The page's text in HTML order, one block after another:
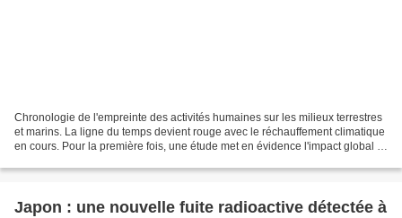
Chronologie de l'empreinte des activités humaines sur les milieux terrestres
et marins. La ligne du temps devient rouge avec le réchauffement climatique
en cours. Pour la première fois, une étude met en évidence l'impact global et
Japon : une nouvelle fuite radioactive détectée à